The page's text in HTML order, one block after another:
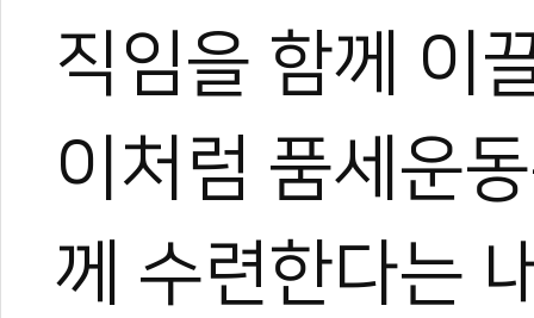
직임을 함께 이
이처럼 품세운
께 수련한다는